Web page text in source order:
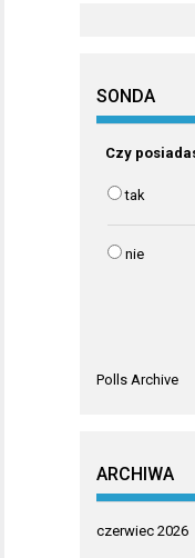
SONDA
Czy
tak
nie
Polls Archive
ARCHIWA
czerwiec 2026